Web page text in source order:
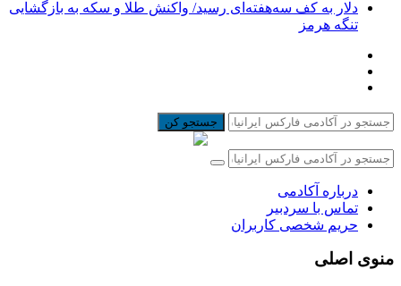
دلار به کف سه‌هفته‌ای رسید/ واکنش طلا و سکه به بازگشایی
تنگه هرمز
جستجو کن
درباره آکادمی
تماس با سردبیر
حریم شخصی کاربران
منوی اصلی